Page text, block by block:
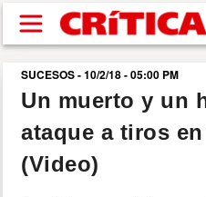
Pasar al contenido principal
buscar
SUCESOS
SUCESOS - 10/2/18 - 05:00 PM
Un muerto y un
ataque a tiros
(Video)